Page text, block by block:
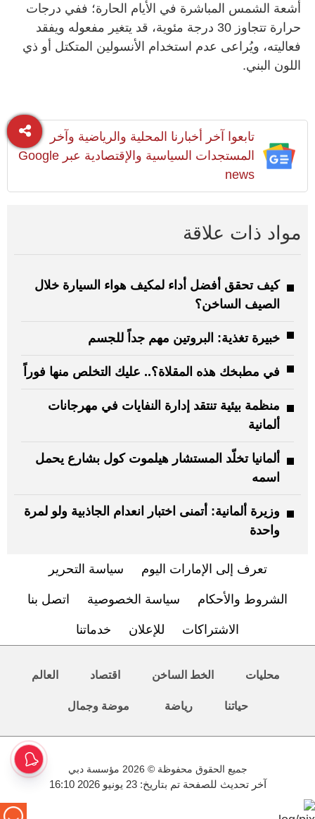
أشعة الشمس المباشرة في الأيام الحارة؛ ففي درجات
حرارة تتجاوز 30 درجة مئوية، قد يتغير مفعوله ويفقد
فعاليته، ويُراعى عدم استخدام الأنسولين المتكتل أو ذي
اللون البني.
تابعوا آخر أخبارنا المحلية والرياضية وآخر
المستجدات السياسية والإقتصادية عبر Google
news
مواد ذات علاقة
كيف تحقق أفضل أداء لمكيف هواء السيارة خلال
الصيف الساخن؟
خبيرة تغذية: البروتين مهم جداً للجسم
في مطبخك هذه المقلاة؟.. عليك التخلص منها فوراً
منظمة بيئية تنتقد إدارة النفايات في مهرجانات
ألمانية
ألمانيا تخلّد المستشار هيلموت كول بشارع يحمل
اسمه
وزيرة ألمانية: أتمنى اختبار انعدام الجاذبية ولو لمرة
واحدة
تعرف إلى الإمارات اليوم سياسة التحرير
الشروط والأحكام سياسة الخصوصية اتصل بنا
الاشتراكات للإعلان خدماتنا
محليات الخط الساخن اقتصاد العالم
حياتنا رياضة موضة وجمال
جميع الحقوق محفوظة © 2026 مؤسسة دبي
آخر تحديث للصفحة تم بتاريخ: 23 يونيو 2026 16:10